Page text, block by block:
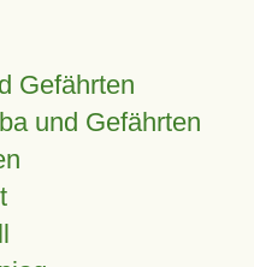
Gefährten
und Gefährten